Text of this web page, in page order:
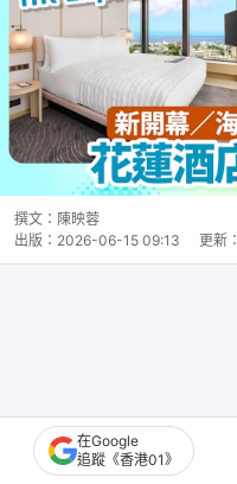
撰文： 陳映蓉
出版： 2026-06-15 09:13 更新：
在Google
追蹤《香港01》